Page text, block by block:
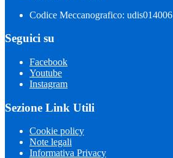
Codice Meccanografico: udis014006
Seguici su
Facebook
Youtube
Instagram
Sezione Link Utili
Cookie policy
Note legali
Informativa Privacy